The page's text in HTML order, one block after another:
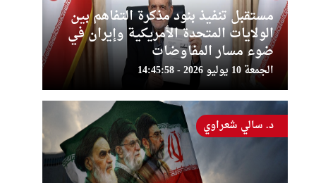
مستقبل تنفيذ بنود مذكرة التفاهم بين
الولايات المتحدة الأمريكية وإيران في
ضوء مسار المفاوضات
الجمعة 10 يوليو 2026 - 14:45:58
د. سالي شعراوي